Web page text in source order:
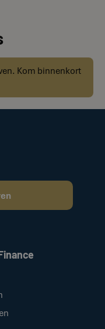
Kom binnenkort